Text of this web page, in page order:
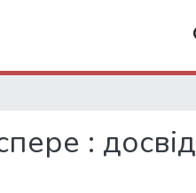
: досвід